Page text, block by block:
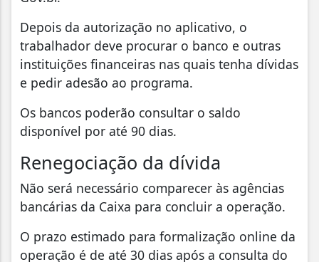
Depois da autorização no aplicativo, o
trabalhador deve procurar o banco e outras
instituições financeiras nas quais tenha dívidas
e pedir adesão ao programa.
Os bancos poderão consultar o saldo
disponível por até 90 dias.
Renegociação da dívida
Não será necessário comparecer às agências
bancárias da Caixa para concluir a operação.
O prazo estimado para formalização online da
operação é de até 30 dias após a consulta do